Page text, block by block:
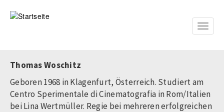
zum
Toggle
Thomas Woschitz
Geboren 1968 in Klagenfurt, Österreich. Studiert am
Centro Sperimentale di Cinematografia in Rom/Italien
bei Lina Wertmüller. Regie bei mehreren erfolgreichen